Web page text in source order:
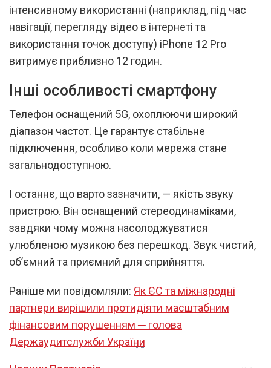
інтенсивному використанні (наприклад, під час
навігації, перегляду відео в інтернеті та
використання точок доступу) iPhone 12 Pro
витримує приблизно 12 годин.
Інші особливості смартфону
Телефон оснащений 5G, охоплюючи широкий
діапазон частот. Це гарантує стабільне
підключення, особливо коли мережа стане
загальнодоступною.
І останнє, що варто зазначити, — якість звуку
пристрою. Він оснащений стереодинаміками,
завдяки чому можна насолоджуватися
улюбленою музикою без перешкод. Звук чистий,
об’ємний та приємний для сприйняття.
Раніше ми повідомляли: Як ЄС та міжнародні
партнери вирішили протидіяти масштабним
фінансовим порушенням ─ голова
Держаудитслужби України